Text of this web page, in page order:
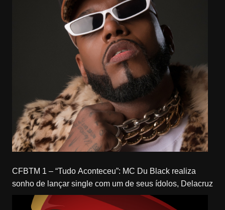
CFBTM 1 – “Tudo Aconteceu”: MC Du Black realiza
sonho de lançar single com um de seus ídolos, Delacruz